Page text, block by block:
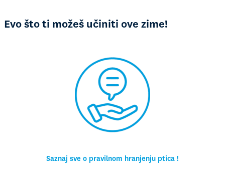
Evo što ti možeš učiniti ove zime!
Saznaj sve o pravilnom hranjenju ptica !